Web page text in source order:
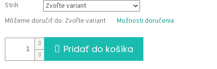
Strih
Môžeme doručiť do: Zvoľte variant Možnosti doručenia
Pridať do košíka